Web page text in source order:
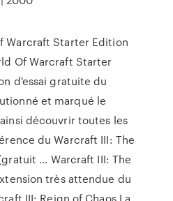
Warcraft Starter Edition
Of Warcraft Starter
d'essai gratuite du
et marqué le
découvrir toutes les
du Warcraft III: The
... Warcraft III: The
très attendue du
III: Reign of Chaos.La